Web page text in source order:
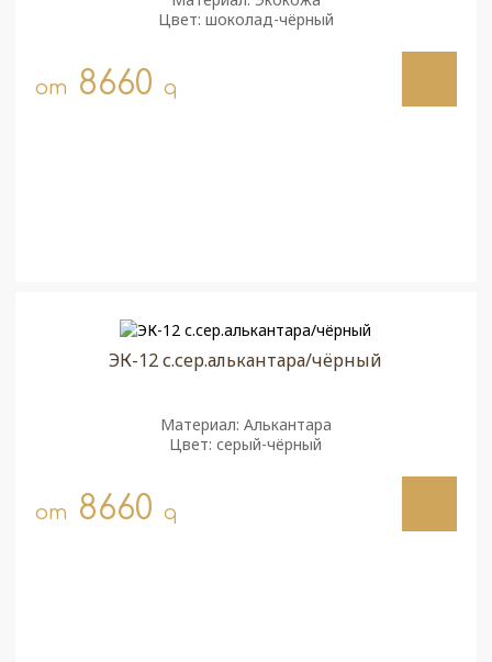
Цвет: шоколад-чёрный
от 8660 q
ЭК-12 с.сер.алькантара/чёрный
Материал: Алькантара
Цвет: серый-чёрный
от 8660 q